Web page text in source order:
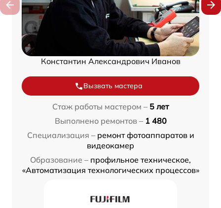
Константин Александрович Иванов
Вызвать мастера
Стаж работы мастером – 5 лет
Выполнено ремонтов – 1 480
Специализация – ремонт фотоаппаратов и
видеокамер
Образование – профильное техническое,
«Автоматизация технологических процессов»